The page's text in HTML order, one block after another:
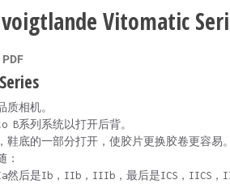
Vitomatic
质相机。
B系列系统以打开后背。
鞋底的一部分打开，使胶片更换胶卷更容易。
：
后是Ib，IIb，IIIb，最后是ICS，IICS，